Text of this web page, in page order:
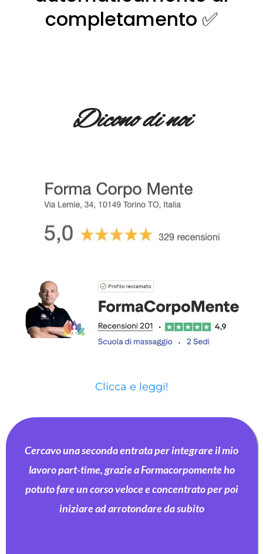
completamento ✅
Dicono di noi
Clicca e leggi!
Cercavo una seconda entrata per integrare il mio
lavoro part-time, grazie a Formacorpomente ho
potuto fare un corso veloce e concentrato per poi
iniziare ad arrotondare da subito